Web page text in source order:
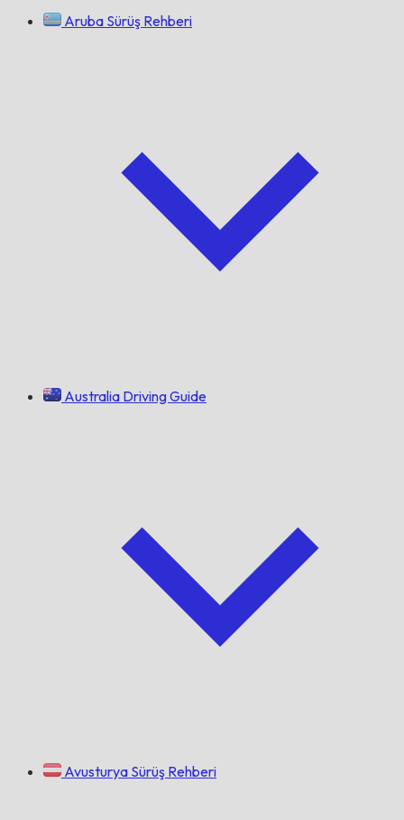
Aruba Sürüş Rehberi
Australia Driving Guide
Avusturya Sürüş Rehberi